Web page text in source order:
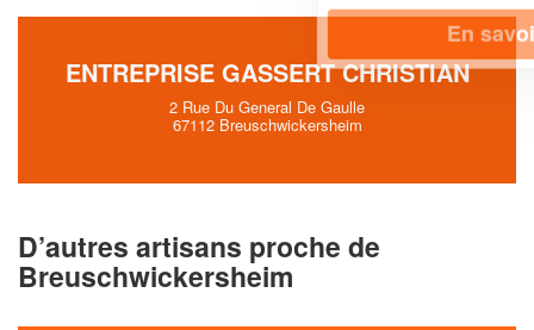
ENTREPRISE GASSERT CHRISTIAN
2 Rue Du General De Gaulle
67112 Breuschwickersheim
D’autres artisans proche de
Breuschwickersheim